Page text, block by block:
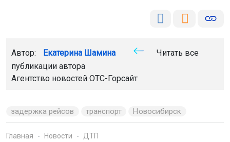
Автор: Екатерина Шамина
Читать все
публикации автора
Агентство новостей ОТС-Горсайт
задержка рейсов транспорт Новосибирск
Главная Новости ДТП